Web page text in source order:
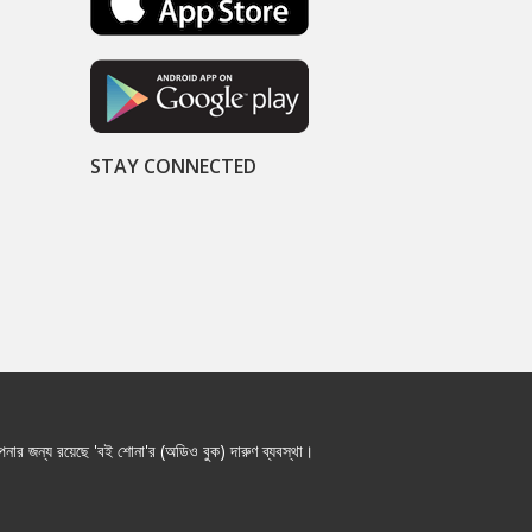
STAY CONNECTED
জন্য রয়েছে 'বই শোনা'র (অডিও বুক) দারুণ ব্যবস্থা।